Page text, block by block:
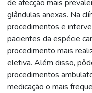
de afecção mais
glândulas anexas. Na
procedimentos e
pacientes da espécie
procedimento mais
eletiva. Além disso,
procedimentos
medicação o mais